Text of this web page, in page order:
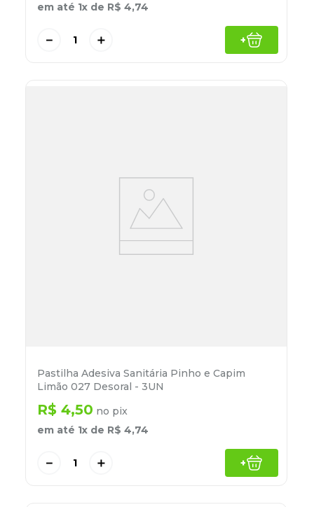
em até 1x de R$ 4,74
＋
－ +
Pastilha Adesiva Sanitária Pinho e Capim
Limão 027 Desoral - 3UN
R$ 4,50 no pix
em até 1x de R$ 4,74
＋
－ +